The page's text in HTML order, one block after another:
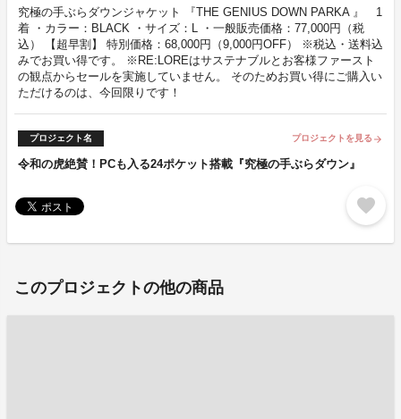
究極の手ぶらダウンジャケット 『THE GENIUS DOWN PARKA 』 1
着 ・カラー：BLACK ・サイズ：L ・一般販売価格：77,000円（税
込） 【超早割】 特別価格：68,000円（9,000円OFF） ※税込・送料込
みでお買い得です。 ※RE:LOREはサステナブルとお客様ファースト
の観点からセールを実施していません。 そのためお買い得にご購入い
ただけるのは、今回限りです！
プロジェクト名 プロジェクトを見る arrow_forward
令和の虎絶賛！PCも入る24ポケット搭載『究極の手ぶらダウン』
favorite
このプロジェクトの他の商品